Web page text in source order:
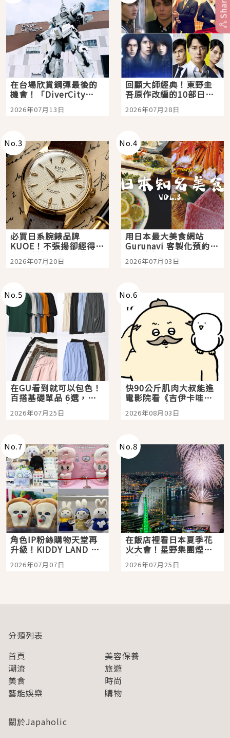
在台場欣賞鋼彈最後的
機會！「DiverCity
Tokyo Plaza」搭船、
購物、美食及夜景，一
2026年07月13日
回顧大師經典！東野圭
吾原作改編的10部日本
影視作品推薦
2026年07月28日
No.3
必買日系腕錶品牌
KUOE！不張揚卻經得起
時間洗鍊的經典之作五
選
2026年07月20日
No.4
用日本最大美食網站
Gurunavi 客製化預約九
大都市餐廳，打造專屬
美食體驗！
2026年07月03日
No.5
在GU看到就可以包色！
百搭基礎單品 6選，閉
眼全收也不心疼
2026年07月25日
No.6
快90公斤肌肉大叔能進
電影院看《吉伊卡哇》
嗎？日本重金屬樂團
「打首」會長與nagano
2026年08月03日
No.7
角色IP粉絲購物天堂再
升級！KIDDY LAND 原
宿店吉伊卡哇迎客，新
開幕 OMOKADO 店3分
2026年07月07日
No.8
在飯店裡看日本夏季花
火大會！星野集團煙火
景觀飯店6選，讓你不用
人擠人悠閒欣賞
2026年07月25日
Share
分類列表
首頁
美容保養
潮流
旅遊
美食
時尚
藝能娛樂
購物
關於Japaholic